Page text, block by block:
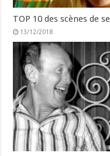
TOP 10 des scènes de
13/12/2018